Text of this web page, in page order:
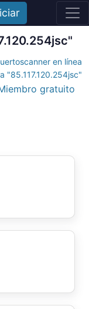
en línea
"85.117.120.254jsc"
gratuito